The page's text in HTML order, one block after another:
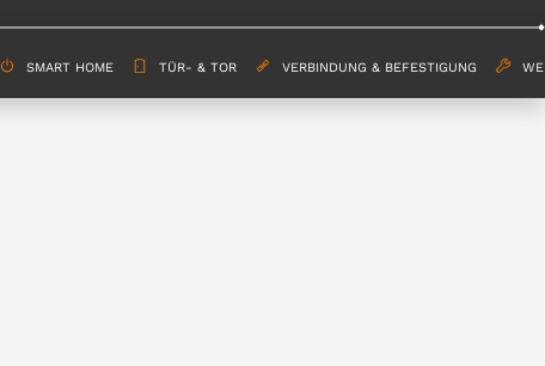
SMART HOME TÜR- & TOR VERBINDUNG & BEFESTIGUNG